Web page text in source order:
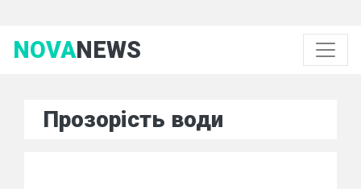
NOVANEWS
Прозорість води